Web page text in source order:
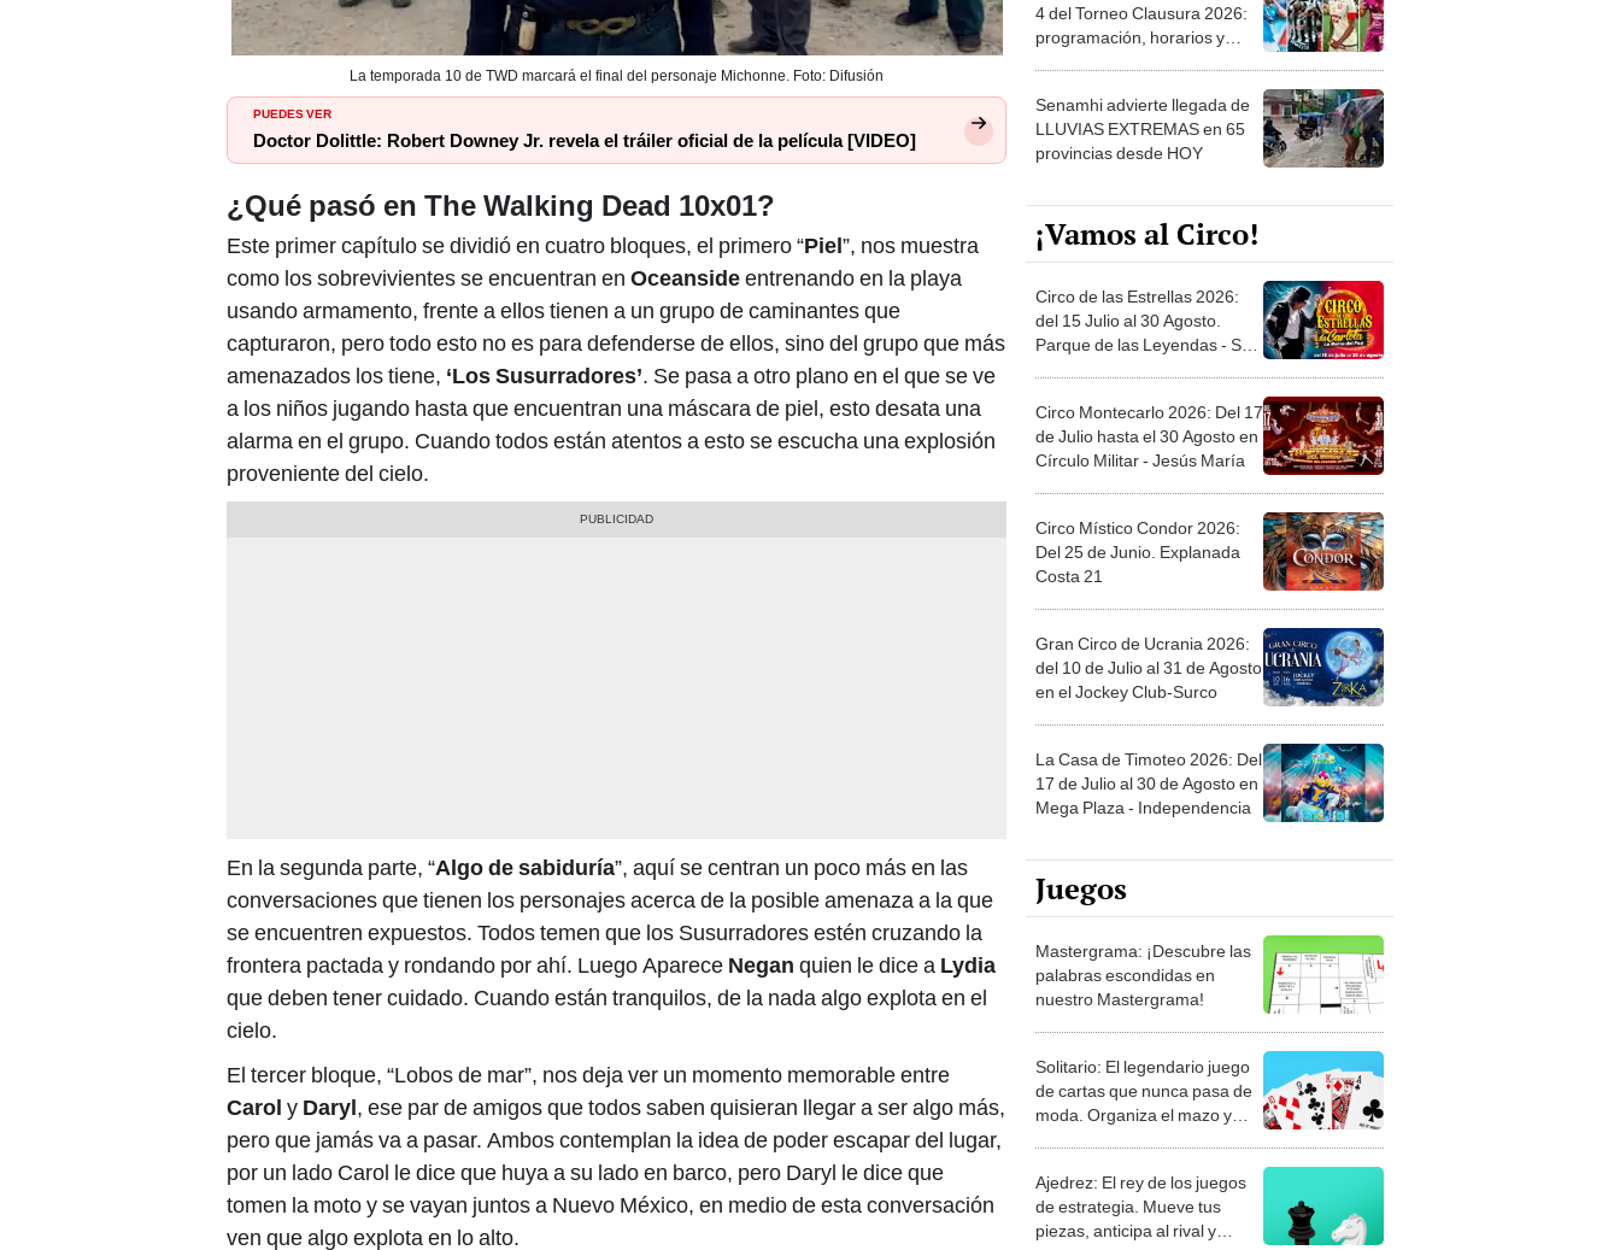
La temporada 10 de TWD marcará el final del personaje Michonne. Foto: Difusión
PUEDES VER
Doctor Dolittle: Robert Downey Jr. revela el tráiler oficial de la película [VIDEO]
¿Qué pasó en The Walking Dead 10x01?
Este primer capítulo se dividió en cuatro bloques, el primero “Piel”, nos muestra
como los sobrevivientes se encuentran en Oceansideentrenando en la playa
usando armamento, frente a ellos tienen a un grupo de caminantes que
capturaron, pero todo esto no es para defenderse de ellos, sino del grupo que más
amenazados los tiene, ‘Los Susurradores’. Se pasa a otro plano en el que se ve
a los niños jugando hasta que encuentran una máscara de piel, esto desata una
alarma en el grupo. Cuando todos están atentos a esto se escucha una explosión
proveniente del cielo.
En la segunda parte, “Algo de sabiduría”, aquí se centran un poco más en las
conversaciones que tienen los personajes acerca de la posible amenaza a la que
se encuentren expuestos. Todos temen que los Susurradores estén cruzando la
frontera pactada y rondando por ahí. Luego Aparece Negan quien le dice a Lydia
que deben tener cuidado. Cuando están tranquilos, de la nada algo explota en el
cielo.
El tercer bloque, “Lobos de mar”, nos deja ver un momento memorable entre
Carol y Daryl, ese par de amigos que todos saben quisieran llegar a ser algo más,
pero que jamás va a pasar. Ambos contemplan la idea de poder escapar del lugar,
por un lado Carol le dice que huya a su lado en barco, pero Daryl le dice que
tomen la moto y se vayan juntos a Nuevo México, en medio de esta conversación
ven que algo explota en lo alto.
4 del Torneo Clausura 2026:
programación, horarios y
Senamhi advierte llegada de
LLUVIAS EXTREMAS en 65
provincias desde HOY
¡Vamos al Circo!
Circo de las Estrellas 2026:
del 15 Julio al 30 Agosto.
Parque de las Leyendas - San
Circo Montecarlo 2026: Del 17
de Julio hasta el 30 Agosto en
Círculo Militar - Jesús María
Circo Místico Condor 2026:
Del 25 de Junio. Explanada
Costa 21
Gran Circo de Ucrania 2026:
del 10 de Julio al 31 de Agosto
en el Jockey Club-Surco
La Casa de Timoteo 2026: Del
17 de Julio al 30 de Agosto en
Mega Plaza - Independencia
Juegos
Mastergrama: ¡Descubre las
palabras escondidas en
nuestro Mastergrama!
Solitario: El legendario juego
de cartas que nunca pasa de
moda. Organiza el mazo y
Ajedrez: El rey de los juegos
de estrategia. Mueve tus
piezas, anticipa al rival y